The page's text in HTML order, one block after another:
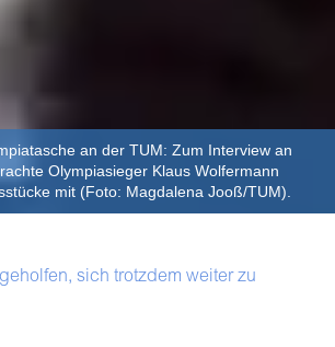
an der TUM: Zum Interview an
Olympiasieger Klaus Wolfermann
mit (Foto: Magdalena Jooß/TUM).
sich trotzdem weiter zu